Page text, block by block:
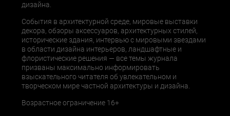
дизайна.
События в архитектурной среде, мировые выставки
декора, обзоры аксессуаров, архитектурных стилей,
исторические здания, интервью с мировыми звездами
в области дизайна интерьеров, ландшафтные и
флористические решения — все темы журнала
призваны максимально информировать
взыскательного читателя об увлекательном и
творческом мире частной архитектуры и дизайна.
Возрастное ограничение 16+